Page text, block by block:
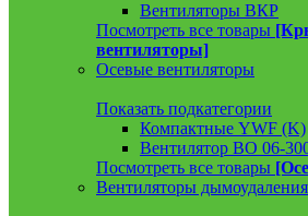
Вентиляторы ВКР
Посмотреть все товары
вентиляторы]
Осевые вентиляторы
Показать подкатегории
Компактные YWF (K)
Вентилятор ВО 06-
Посмотреть все товары
Вентиляторы дымоудаления